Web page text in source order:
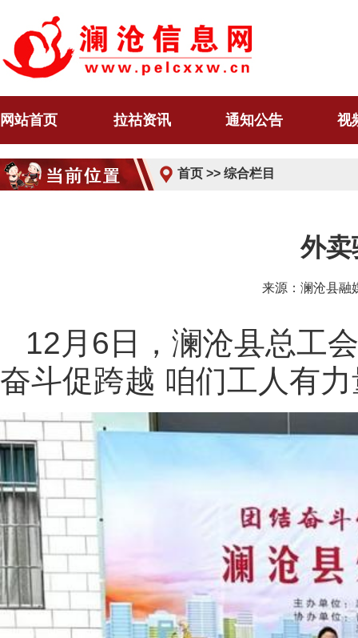
网站首页 拉祜资讯 通知公告 视
首页 >> 综合栏目
外卖
来源：澜沧县
12月6日，澜沧县总工
奋斗促跨越 咱们工人有